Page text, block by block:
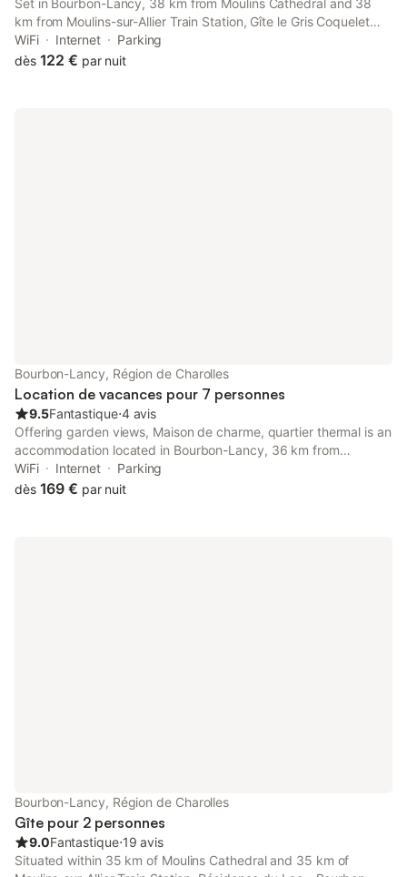
Set in Bourbon-Lancy, 38 km from Moulins Cathedral and 38
km from Moulins-sur-Allier Train Station, Gîte le Gris Coquelet
offers a garden and air conditioning. This property offers
access to a terrace, free private parking and free WiFi.
WiFi Internet
Parking
dès 122 € par nuit
Bourbon-Lancy, Région de Charolles
Location de vacances pour 7 personnes
9.5Fantastique⋅4 avis
Offering garden views, Maison de charme, quartier thermal is an
accommodation located in Bourbon-Lancy, 36 km from
Moulins-sur-Allier Train Station and 38 km from Centre National
du Costume de Scene.
WiFi Internet
Parking
dès 169 € par nuit
Bourbon-Lancy, Région de Charolles
Gîte pour 2 personnes
9.0Fantastique⋅19 avis
Situated within 35 km of Moulins Cathedral and 35 km of